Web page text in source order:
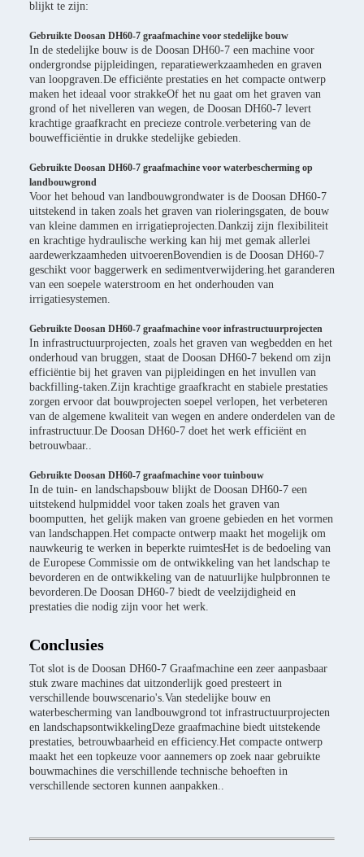
blijkt te zijn:
Gebruikte Doosan DH60-7 graafmachine voor stedelijke bouw
In de stedelijke bouw is de Doosan DH60-7 een machine voor
ondergrondse pijpleidingen, reparatiewerkzaamheden en graven
van loopgraven.De efficiënte prestaties en het compacte ontwerp
maken het ideaal voor strakkeOf het nu gaat om het graven van
grond of het nivelleren van wegen, de Doosan DH60-7 levert
krachtige graafkracht en precieze controle.verbetering van de
bouwefficiëntie in drukke stedelijke gebieden.
Gebruikte Doosan DH60-7 graafmachine voor waterbescherming op
landbouwgrond
Voor het behoud van landbouwgrondwater is de Doosan DH60-7
uitstekend in taken zoals het graven van rioleringsgaten, de bouw
van kleine dammen en irrigatieprojecten.Dankzij zijn flexibiliteit
en krachtige hydraulische werking kan hij met gemak allerlei
aardewerkzaamheden uitvoerenBovendien is de Doosan DH60-7
geschikt voor baggerwerk en sedimentverwijdering.het garanderen
van een soepele waterstroom en het onderhouden van
irrigatiesystemen.
Gebruikte Doosan DH60-7 graafmachine voor infrastructuurprojecten
In infrastructuurprojecten, zoals het graven van wegbedden en het
onderhoud van bruggen, staat de Doosan DH60-7 bekend om zijn
efficiëntie bij het graven van pijpleidingen en het invullen van
backfilling-taken.Zijn krachtige graafkracht en stabiele prestaties
zorgen ervoor dat bouwprojecten soepel verlopen, het verbeteren
van de algemene kwaliteit van wegen en andere onderdelen van de
infrastructuur.De Doosan DH60-7 doet het werk efficiënt en
betrouwbaar..
Gebruikte Doosan DH60-7 graafmachine voor tuinbouw
In de tuin- en landschapsbouw blijkt de Doosan DH60-7 een
uitstekend hulpmiddel voor taken zoals het graven van
boomputten, het gelijk maken van groene gebieden en het vormen
van landschappen.Het compacte ontwerp maakt het mogelijk om
nauwkeurig te werken in beperkte ruimtesHet is de bedoeling van
de Europese Commissie om de ontwikkeling van het landschap te
bevorderen en de ontwikkeling van de natuurlijke hulpbronnen te
bevorderen.De Doosan DH60-7 biedt de veelzijdigheid en
prestaties die nodig zijn voor het werk.
Conclusies
Tot slot is de Doosan DH60-7 Graafmachine een zeer aanpasbaar
stuk zware machines dat uitzonderlijk goed presteert in
verschillende bouwscenario's.Van stedelijke bouw en
waterbescherming van landbouwgrond tot infrastructuurprojecten
en landschapsontwikkelingDeze graafmachine biedt uitstekende
prestaties, betrouwbaarheid en efficiency.Het compacte ontwerp
maakt het een topkeuze voor aannemers op zoek naar gebruikte
bouwmachines die verschillende technische behoeften in
verschillende sectoren kunnen aanpakken..